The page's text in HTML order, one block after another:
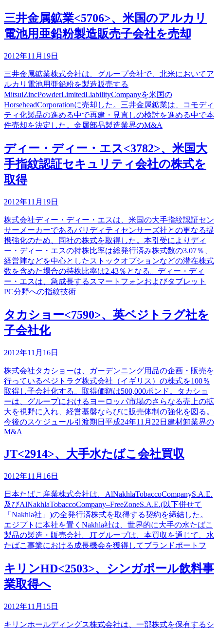
三井金属鉱業<5706>、米国のアルカリ
電池用亜鉛粉製造販売子会社を売却
2012年11月19日
三井金属鉱業株式会社は、グループ会社で、北米においてア
ルカリ電池用亜鉛粉を製造販売する
MitsuiZincPowderLimitedLiabilityCompanyを米国の
HorseheadCorporationに売却した。三井金属鉱業は、コモディ
ティ化製品の進める中で再建・見直しの検討を進める中で本
件売却を決定した。金属部品製造業界のM&A
ディー・ディー・エス<3782>、米国大
手指紋認証セキュリティ会社の株式を
取得
2012年11月19日
株式会社ディー・ディー・エスは、米国の大手指紋認証セン
サーメーカーであるバリディティセンサーズ社との更なる提
携強化のため、同社の株式を取得した。本引受によりディ
ー・ディー・エスの持株比率は総発行済み株式数の3.07％、
経営陣などを中心としたストックオプションなどの潜在株式
数を含めた場合の持株比率は2.43％となる。ディー・ディ
ー・エスは、急成長するスマートフォンおよびタブレット
PC分野への指紋技術
タカショー<7590>、英ベジトラグ社を
子会社化
2012年11月16日
株式会社タカショーは、ガーデンニング用品の企画・販売を
行っているベジトラグ株式会社（イギリス）の株式を100％
取得し子会社化する。取得価額は500,000ポンド。タカショ
ーは、グループにおけるヨーロッパ市場のさらなる売上の拡
大を視野に入れ、経営基盤ならびに販売体制の強化を図る。
今後のスケジュール引渡期日平成24年11月22日建材卸業界の
M&A
JT<2914>、大手水たばこ会社買収
2012年11月16日
日本たばこ産業株式会社は、AlNakhlaTobaccoCompanyS.A.E.
及びAlNakhlaTobaccoCompany–FreeZoneS.A.E.(以下併せて
「Nakhla社」)の全発行済株式を取得する契約を締結した。
エジプトに本社を置くNakhla社は、世界的に大手の水たばこ
製品の製造・販売会社。JTグループは、本買収を通じて、水
たばこ事業における成長機会を獲得してブランドポートフ
キリンHD<2503>、シンガポール飲料事
業取得へ
2012年11月15日
キリンホールディングス株式会社は、一部株式を保有するシ